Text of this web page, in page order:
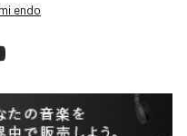
endo